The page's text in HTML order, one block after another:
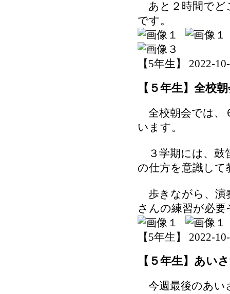
あと２時間でど
です。
【5年生】 2022-
【５年生】全校
全校朝会では、
います。
３学期には、鼓
の仕方を意識し
歩きながら、演
さんの練習が必要
【5年生】 2022-
【５年生】あい
今週最後のあい